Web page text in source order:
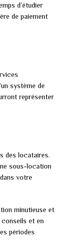
d’étudier
de paiement
système de
représenter
des locataires.
sous-location
votre
minutieuse et
et en
périodes